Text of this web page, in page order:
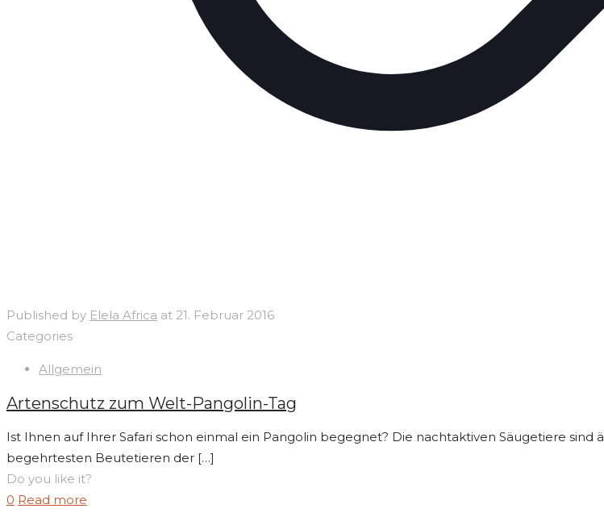
Published by Elela Africa at 21. Februar 2016
Categories
Allgemein
Artenschutz zum Welt-Pangolin-Tag
Ist Ihnen auf Ihrer Safari schon einmal ein Pangolin begegnet? Die nachtaktiven Säugetiere
begehrtesten Beutetieren der […]
Do you like it?
0 Read more